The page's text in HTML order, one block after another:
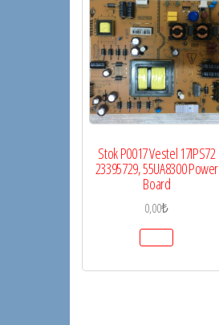
Stok P0017 Vestel 17IPS72
23395729, 55UA8300 Power
Board
0,00₺